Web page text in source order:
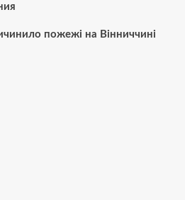
пожежі на Вінниччині